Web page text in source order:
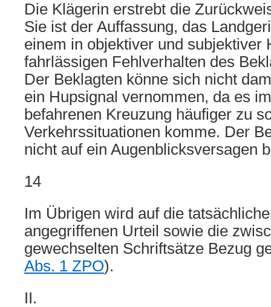
Die Klägerin erstrebt die
Sie ist der Auffassung, das
einem in objektiver und subjektiver
fahrlässigen Fehlverhalten des
Der Beklagten könne sich nicht
ein Hupsignal vernommen, da es
befahrenen Kreuzung häufiger zu
Verkehrssituationen komme. Der
nicht auf ein Augenblicksversagen
14
Im Übrigen wird auf die
angegriffenen Urteil sowie die
gewechselten Schriftsätze Bezug
Abs. 1 ZPO).
II.